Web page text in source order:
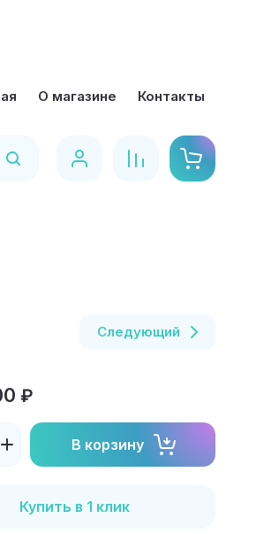
О магазине Контакты
Следующий
₽
В корзину
Купить в 1 клик